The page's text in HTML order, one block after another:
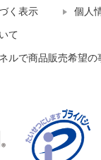
く表示 個人
て
ルで商品販売希望の